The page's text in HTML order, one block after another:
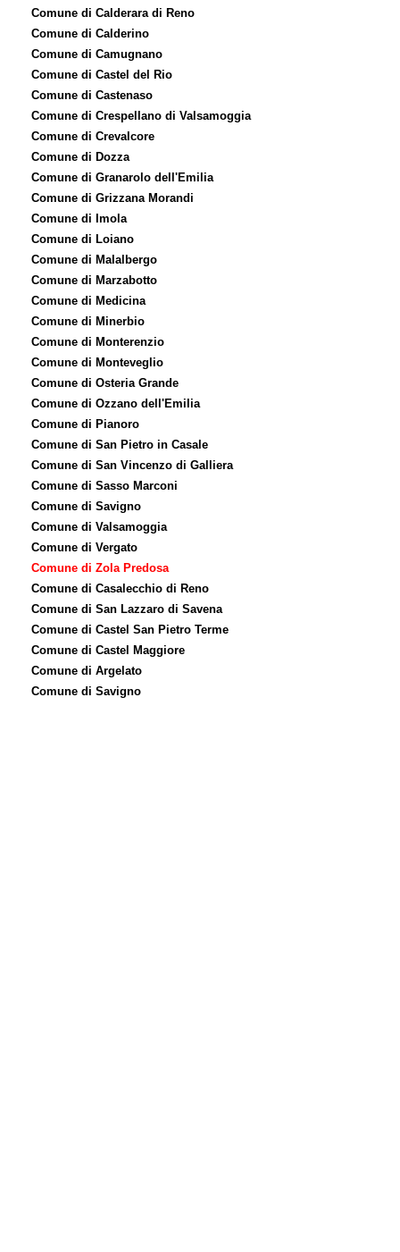
Comune di Calderara di Reno
Comune di Calderino
Comune di Camugnano
Comune di Castel del Rio
Comune di Castenaso
Comune di Crespellano di Valsamoggia
Comune di Crevalcore
Comune di Dozza
Comune di Granarolo dell'Emilia
Comune di Grizzana Morandi
Comune di Imola
Comune di Loiano
Comune di Malalbergo
Comune di Marzabotto
Comune di Medicina
Comune di Minerbio
Comune di Monterenzio
Comune di Monteveglio
Comune di Osteria Grande
Comune di Ozzano dell'Emilia
Comune di Pianoro
Comune di San Pietro in Casale
Comune di San Vincenzo di Galliera
Comune di Sasso Marconi
Comune di Savigno
Comune di Valsamoggia
Comune di Vergato
Comune di Zola Predosa
Comune di Casalecchio di Reno
Comune di San Lazzaro di Savena
Comune di Castel San Pietro Terme
Comune di Castel Maggiore
Comune di Argelato
Comune di Savigno